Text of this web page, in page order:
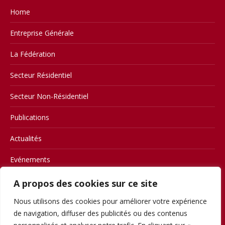
A propos des cookies sur ce site
Nous utilisons des cookies pour améliorer votre expérience
de navigation, diffuser des publicités ou des contenus
Home
Entreprise Générale
La Fédération
Secteur Résidentiel
Secteur Non-Résidentiel
Publications
Actualités
Evénements
Contact
Members
Conditions d’utilisation